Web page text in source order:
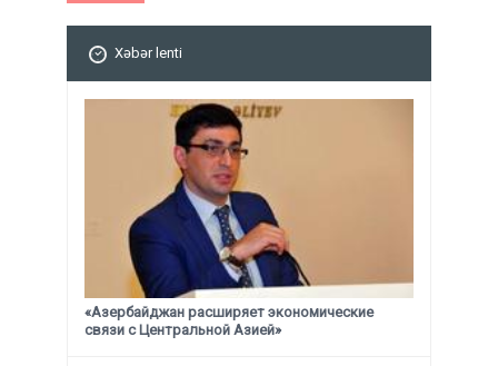
Xəbər lenti
«Азербайджан расширяет экономические
связи с Центральной Азией»